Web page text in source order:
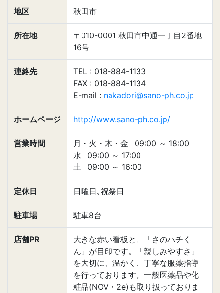
地区 秋田市
所在地
〒010-0001 秋田市中通一丁目2番地
16号
連絡先
TEL : 018-884-1133
FAX : 018-884-1134
E-mail : nakadori@sano-ph.co.jp
ホームページ http://www.sano-ph.co.jp/
営業時間 月・火・木・金 09:00 ～ 18:00
水
09:00 ～ 17:00
土
09:00 ～ 16:00
定休日 日曜日､祝祭日
駐車場 駐車8台
店舗PR
大きな赤い看板と、「さのハチく
ん」が目印です。「親しみやすさ」
を大切に、温かく、丁寧な服薬指導
を行っております。一般医薬品や化
粧品(NOV・2e)も取り扱っておりま